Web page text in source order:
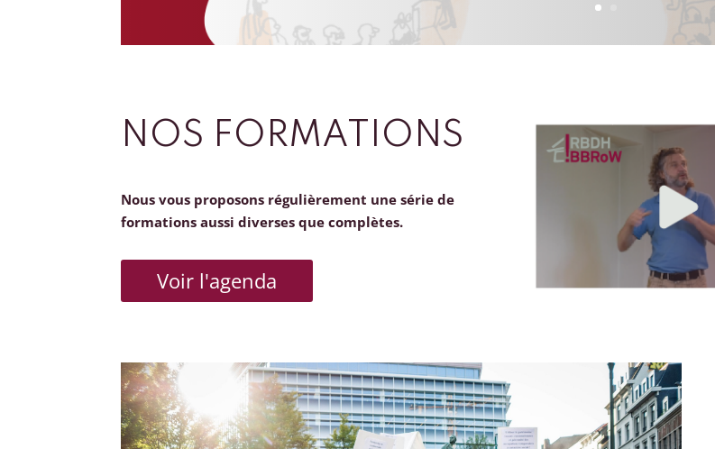
NOS FORMATIONS
Nous vous proposons régulièrement une série de
formations aussi diverses que complètes.
Voir l'agenda